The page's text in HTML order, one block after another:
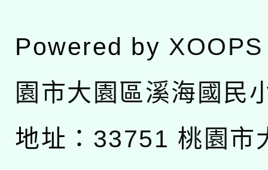
Powered by XOOPS
園市大園區溪海國民
地址： 33751 桃園市